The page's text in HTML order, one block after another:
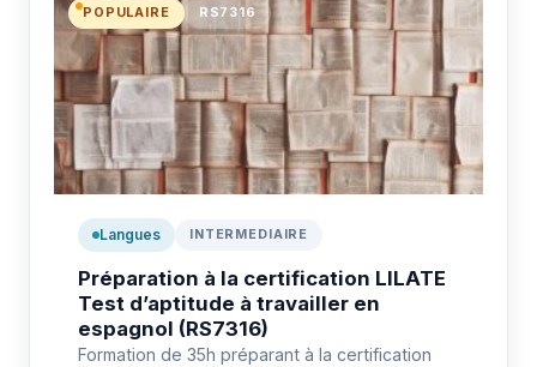
POPULAIRE RS7316
Langues INTERMEDIAIRE
Préparation à la certification LILATE
Test d’aptitude à travailler en
espagnol (RS7316)
Formation de 35h préparant à la certification